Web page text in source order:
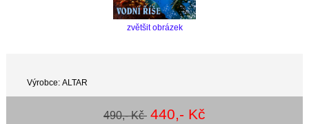
zvětšit obrázek
Výrobce: ALTAR
490,- Kč 440,- Kč